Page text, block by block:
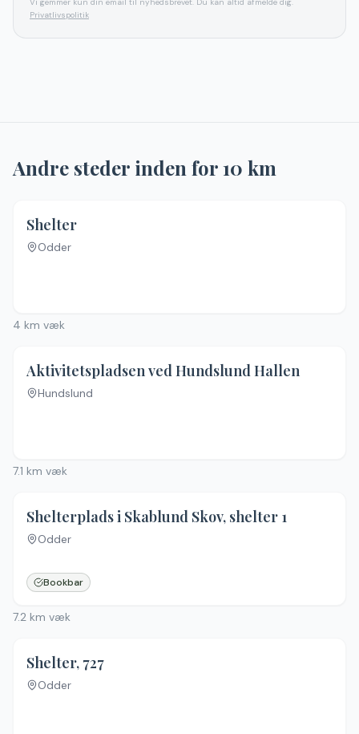
Privatlivspolitik
Andre steder inden for10 km
Shelter
Odder
4 km væk
Aktivitetspladsen ved Hundslund Hallen
Hundslund
7.1 km væk
Shelterplads i Skablund Skov, shelter 1
Odder
Bookbar
7.2 km væk
Shelter, 727
Odder